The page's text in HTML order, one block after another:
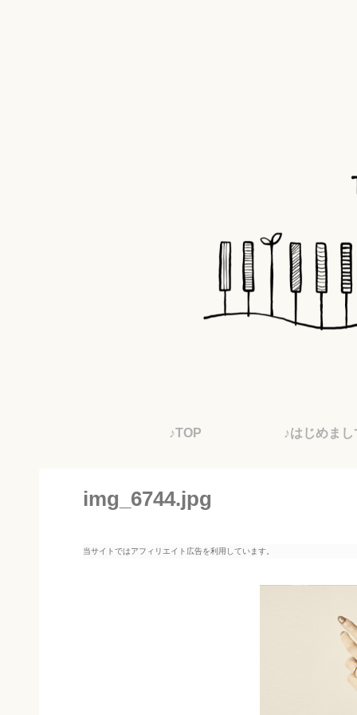
♪TOP ♪はじめまし
img_6744.jpg
当サイトではアフィリエイト広告を利用しています。